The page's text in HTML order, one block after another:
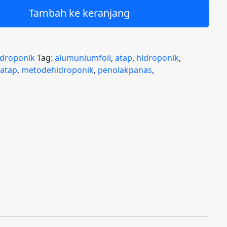
Tambah ke keranjang
Tag: alumuniumfoil, atap, hidroponik,
, metodehidroponik, penolakpanas,